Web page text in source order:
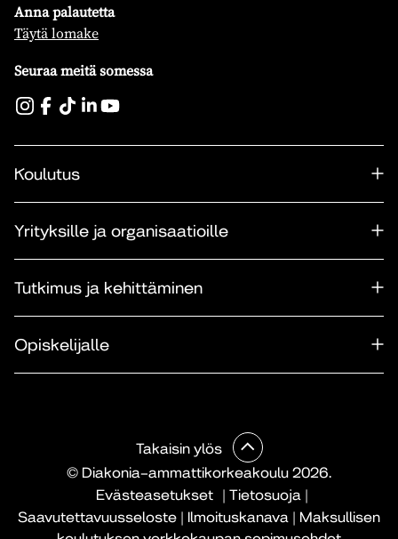
Anna palautetta
Täytä lomake
Seuraa meitä somessa
Koulutus
Yrityksille ja organisaatioille
Tutkimus ja kehittäminen
Opiskelijalle
© Diakonia–ammattikorkeakoulu 2026.
Evästeasetukset
| Tietosuoja |
Saavutettavuusseloste | Ilmoituskanava | Maksullisen
Takaisin ylös